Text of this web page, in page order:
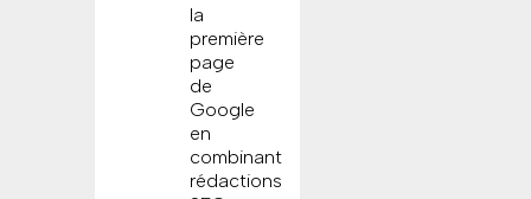
la
première
page
de
Google
en
combinant
rédactions